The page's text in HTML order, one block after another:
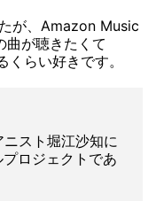
が、Amazon Music
曲が聴きたくて
らい好きです。
スト堀江沙知に
ロジェクトであ